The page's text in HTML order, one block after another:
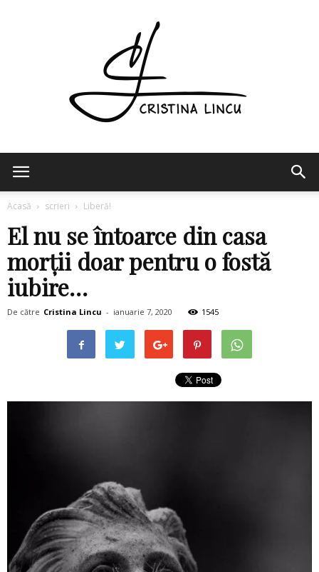
Lincu
Acasă scrieri Liberă!
El nu se întoarce din casa
morții doar pentru o fostă
iubire…
De către Cristina Lincu - ianuarie 7, 2020 1545